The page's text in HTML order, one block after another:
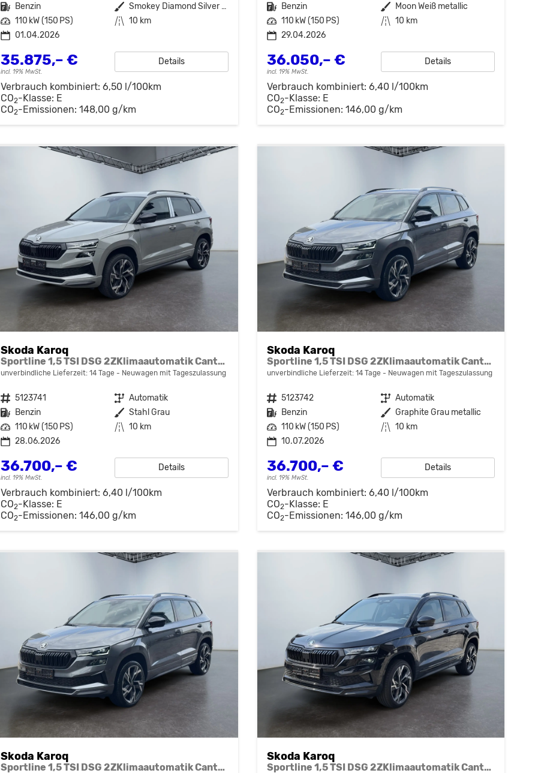
Kraftstoff Benzin Außenfarbe
Smokey Diamond Silver Metallic
Leistung 110 kW (150 PS) Kilometerstand 10 km
01.04.2026
35.875,– €
incl. 19% MwSt.
Details
Verbrauch kombiniert: 6,50 l/100km
CO2-Klasse: E
CO2-Emissionen: 148,00 g/km
Kraftstoff Benzin Außenfarbe Moon Weiß metallic
Leistung 110 kW (150 PS) Kilometerstand 10 km
29.04.2026
36.050,– €
incl. 19% MwSt.
Details
Verbrauch kombiniert: 6,40 l/100km
CO2-Klasse: E
CO2-Emissionen: 146,00 g/km
Skoda Karoq
Sportline 1,5 TSI DSG 2ZKlimaautomatik Canton Anhängerkupplung Totewinkel Assistent 2 x Einparkhilfe Kamera 19 Zoll Felgen adaptiver Tempomat 5J Garantie
unverbindliche Lieferzeit: 14 Tage Neuwagen mit Tageszulassung
Fahrzeugnr. 5123741 Getriebe Automatik
Kraftstoff Benzin Außenfarbe Stahl Grau
Leistung 110 kW (150 PS) Kilometerstand 10 km
28.06.2026
36.700,– €
incl. 19% MwSt.
Details
Verbrauch kombiniert: 6,40 l/100km
CO2-Klasse: E
CO2-Emissionen: 146,00 g/km
Skoda Karoq
Sportline 1,5 TSI DSG 2ZKlimaautomatik Canton Anhängerkupplung Totewinkel Assistent 2 x Einparkhilfe Kamera 19 Zoll Felgen adaptiver Tempomat 5J Garantie
unverbindliche Lieferzeit: 14 Tage Neuwagen mit Tageszulassung
Fahrzeugnr. 5123742 Getriebe Automatik
Kraftstoff Benzin Außenfarbe Graphite Grau metallic
Leistung 110 kW (150 PS) Kilometerstand 10 km
10.07.2026
36.700,– €
incl. 19% MwSt.
Details
Verbrauch kombiniert: 6,40 l/100km
CO2-Klasse: E
CO2-Emissionen: 146,00 g/km
Skoda Karoq
Sportline 1,5 TSI DSG 2ZKlimaautomatik Canton Anhängerkupplung Totewinkel Assistent 2 x Einparkhilfe Kamera 19 Zoll Felgen adaptiver Tempomat 5J Garantie
Skoda Karoq
Sportline 1,5 TSI DSG 2ZKlimaautomatik Canton Anhängerkupplung Totewinkel Assistent 2 x Einparkhilfe Kamera 19 Zoll Felgen adaptiver Tempomat 5J Garantie